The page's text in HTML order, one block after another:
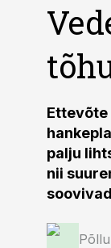
Ettevõte
palju
nii